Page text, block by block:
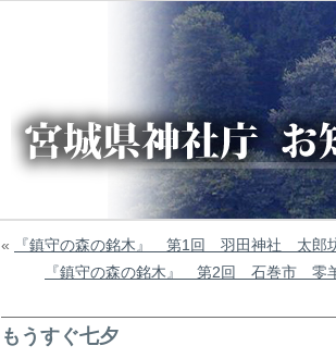
«
『鎮守の森の銘木』 第1回 羽田神社 太郎
『鎮守の森の銘木』 第2回 石巻市
もうすぐ七夕